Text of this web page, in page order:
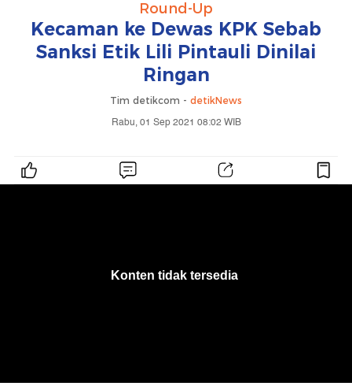
Round-Up
Kecaman ke Dewas KPK Sebab
Sanksi Etik Lili Pintauli Dinilai
Ringan
Tim detikcom - detikNews
Rabu, 01 Sep 2021 08:02 WIB